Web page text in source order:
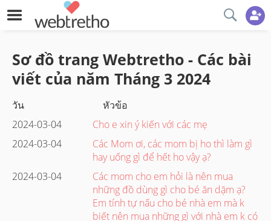
Sơ đồ trang Webtretho - Các bài
viết của năm Tháng 3 2024
วัน
หัวข้อ
2024-03-04
Cho e xin ý kiến với các mẹ
2024-03-04
Các Mom ơi, các mom bị ho thì làm gì
hay uống gì để hết ho vậy ạ?
2024-03-04
Các mom cho em hỏi là nên mua
những đồ dùng gì cho bé ăn dặm ạ?
Em tính tự nấu cho bé nhà em mà k
biết nên mua những gì với nhà em k có